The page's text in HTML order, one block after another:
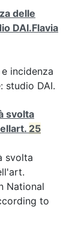
delle
DAI.Flavia
incidenza
studio DAI.
svolta
25
svolta
National
to